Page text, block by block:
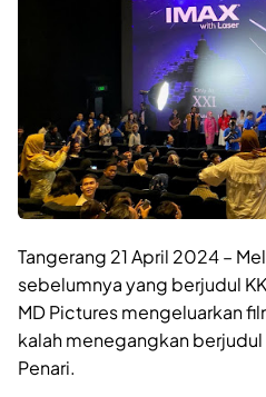
Tangerang 21 April 2024 –
sebelumnya yang berjudul
MD Pictures mengeluarkan
kalah menegangkan
Penari.